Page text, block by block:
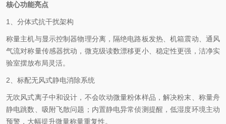
核心功能亮点
1、分体式抗干扰架构
称量主机与显示控制器物理分离，隔绝电路板发热、机箱震动、通风
气流对称量传感器扰动，微克级读数漂移更小、稳定性更强，洁净实
验室摆放布局灵活。
2、标配无风式静电消除系统
无吹风式离子中和设计，不会吹动微量粉体样品，解决粉末、称量舟
静电跳数、吸附飞散问题；内置静电异常侦测提醒，低湿度环境主动
预警，大幅提升微量称量重复性。